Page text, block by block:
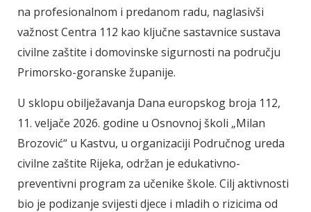
na profesionalnom i predanom radu, naglasivši
važnost Centra 112 kao ključne sastavnice sustava
civilne zaštite i domovinske sigurnosti na području
Primorsko-goranske županije.
U sklopu obilježavanja Dana europskog broja 112,
11. veljače 2026. godine u Osnovnoj školi „Milan
Brozović“ u Kastvu, u organizaciji Područnog ureda
civilne zaštite Rijeka, održan je edukativno-
preventivni program za učenike škole. Cilj aktivnosti
bio je podizanje svijesti djece i mladih o rizicima od